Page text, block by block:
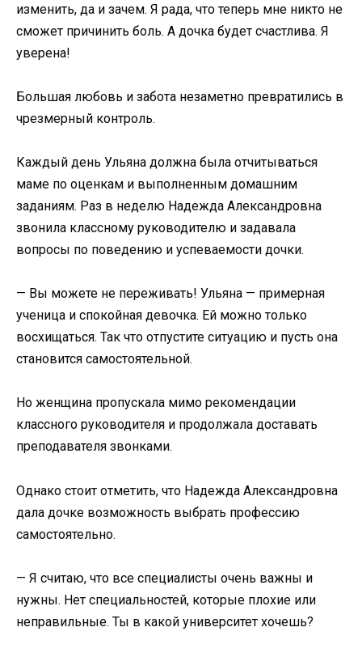
изменить, да и зачем. Я рада, что теперь мне никто не
сможет причинить боль. А дочка будет счастлива. Я
уверена!
Большая любовь и забота незаметно превратились в
чрезмерный контроль.
Каждый день Ульяна должна была отчитываться
маме по оценкам и выполненным домашним
заданиям. Раз в неделю Надежда Александровна
звонила классному руководителю и задавала
вопросы по поведению и успеваемости дочки.
— Вы можете не переживать! Ульяна — примерная
ученица и спокойная девочка. Ей можно только
восхищаться. Так что отпустите ситуацию и пусть она
становится самостоятельной.
Но женщина пропускала мимо рекомендации
классного руководителя и продолжала доставать
преподавателя звонками.
Однако стоит отметить, что Надежда Александровна
дала дочке возможность выбрать профессию
самостоятельно.
— Я считаю, что все специалисты очень важны и
нужны. Нет специальностей, которые плохие или
неправильные. Ты в какой университет хочешь?